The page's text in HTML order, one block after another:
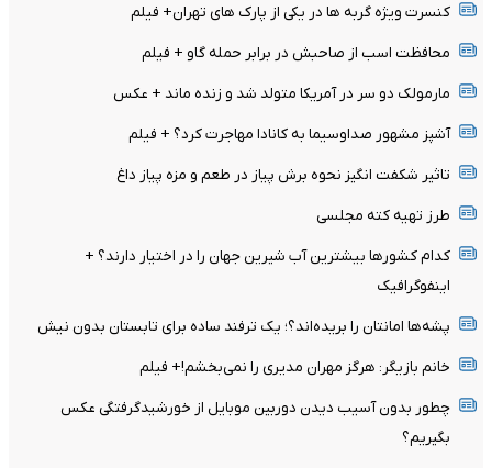
کنسرت ویژه گربه ها در یکی از پارک های تهران+ فیلم
محافظت اسب از صاحبش در برابر حمله گاو + فیلم
مارمولک دو سر در آمریکا متولد شد و زنده ماند + عکس
آشپز مشهور صداوسیما به کانادا مهاجرت کرد؟ + فیلم
تاثیر شکفت انگیز نحوه برش پیاز در طعم و مزه پیاز داغ
طرز تهیه کته مجلسی
کدام کشورها بیشترین آب شیرین جهان را در اختیار دارند؟ +
اینفوگرافیک
پشه‌ها امانتان را بریده‌اند؟؛ یک ترفند ساده برای تابستان بدون نیش
خانم بازیگر: هرگز مهران مدیری را نمی‌بخشم!+ فیلم
چطور بدون آسیب دیدن دوربین موبایل از خورشیدگرفتگی عکس
بگیریم؟